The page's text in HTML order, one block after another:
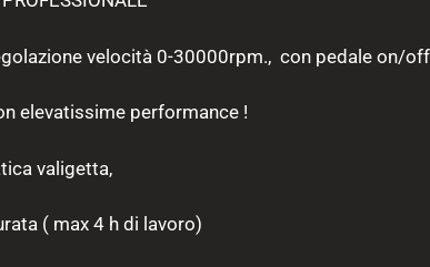
velocità 0-30000rpm., con pedale on/
elevatissime performance !
valigetta,
( max 4 h di lavoro)